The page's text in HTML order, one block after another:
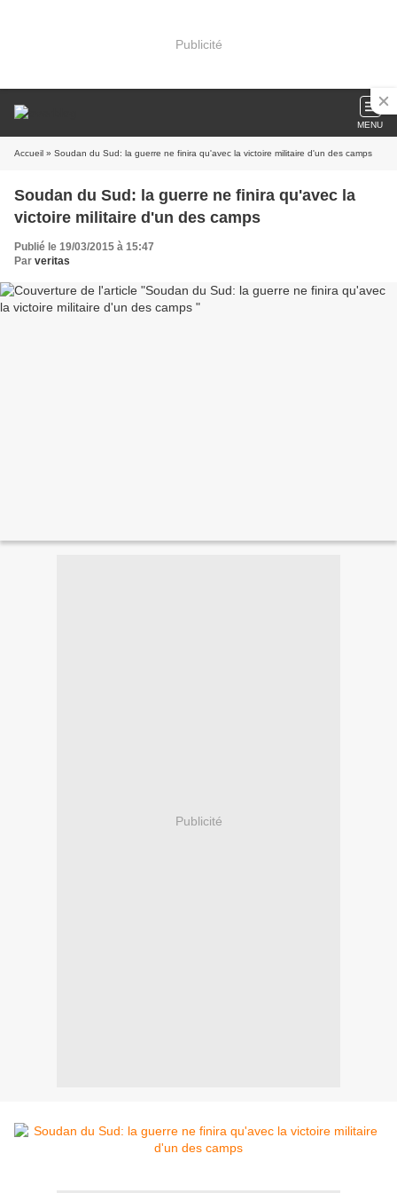
Publicité
MENU
Accueil » Soudan du Sud: la guerre ne finira qu'avec la victoire militaire d'un des camps
Soudan du Sud: la guerre ne finira qu'avec la
victoire militaire d'un des camps
Publié le 19/03/2015 à 15:47
Par veritas
Publicité